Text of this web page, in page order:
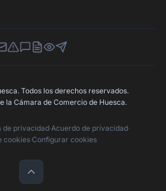
Canal de Denuncias
Buzón de Sugerencias
Perfil Contratante
Ley de Transparencia
Contacta con nosotros
Todos los derechos reservados.
la Cámara de Comercio de Huesca.
de privacidad·Acuerdo de privacidad·
cookies·Configurar cookies